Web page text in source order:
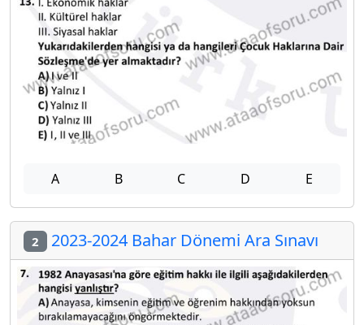
A B C D E
2 2023-2024 Bahar Dönemi Ara Sınavı